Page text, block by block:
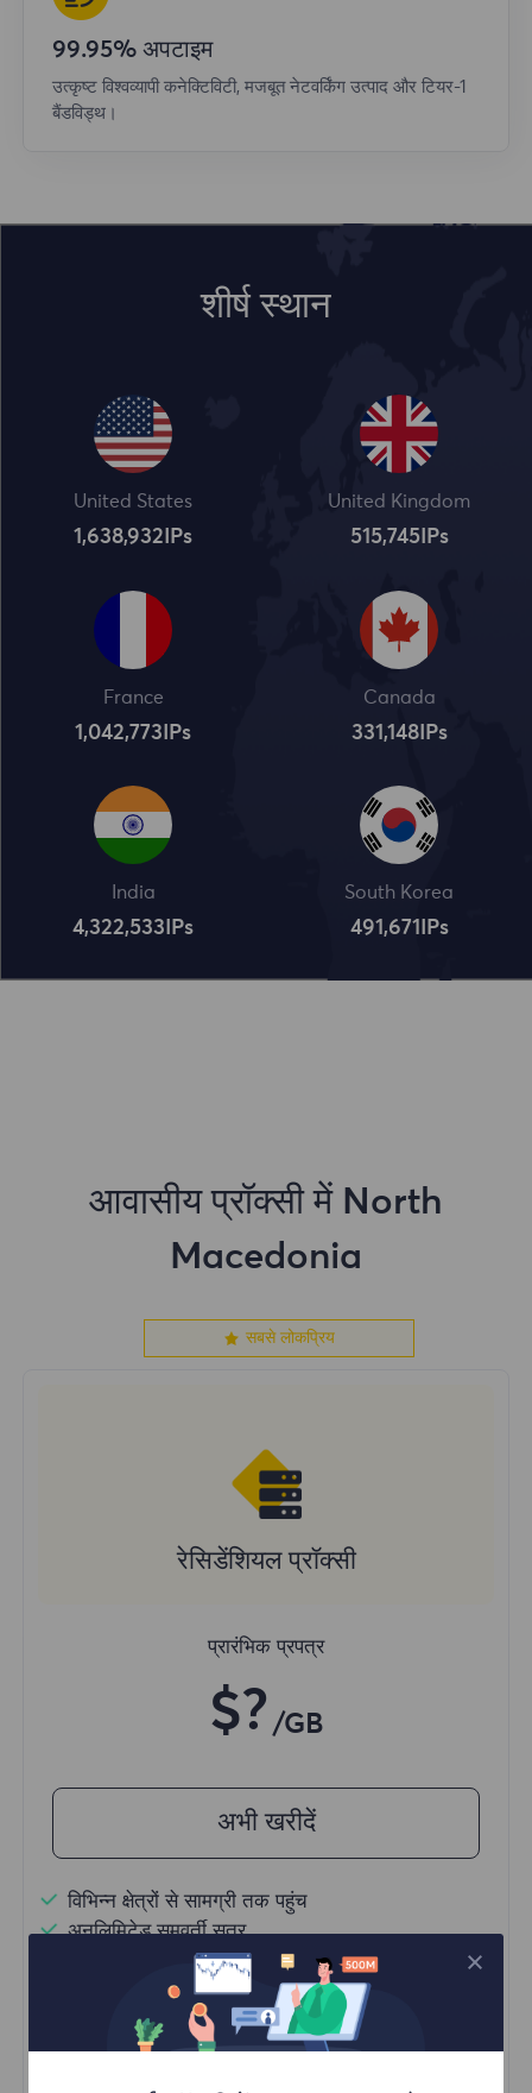
99.95% अपटाइम
उत्कृष्ट विश्वव्यापी कनेक्टिविटी, मजबूत नेटवर्किंग उत्पाद और टियर-1
बैंडविड्थ।
शीर्ष स्थान
United States
1,638,932 IPs
United Kingdom
515,745IPs
France
1,042,773 IPs
Canada
331,148IPs
India
4,322,534 IPs
South Korea
491,672 IPs
आवासीय प्रॉक्सी में North
Macedonia
सबसे लोकप्रिय
रेसिडेंशियल प्रॉक्सी
प्रारंभिक प्रपत्र
$? /GB
अभी खरीदें
विभिन्न क्षेत्रों से सामग्री तक पहुंच
अनलिमिटेड समवर्ती सत्र
100M+ उत्कृष्ट रेजिडेंशियल प्रॉक्सी
स्वचालित प्रॉक्सी रोटेशन
HTTP(S)/SOCKS5